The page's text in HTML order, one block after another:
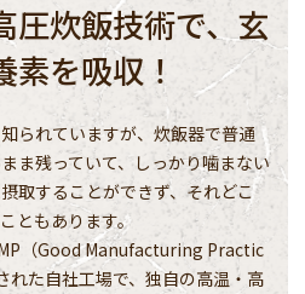
圧炊飯技術で、玄
を吸収！
られていますが、炊飯器で普通
ま残っていて、しっかり噛まない
取することができず、それどこ
ともあります。
（Good Manufacturing Practic
れた自社工場で、独自の高温・高